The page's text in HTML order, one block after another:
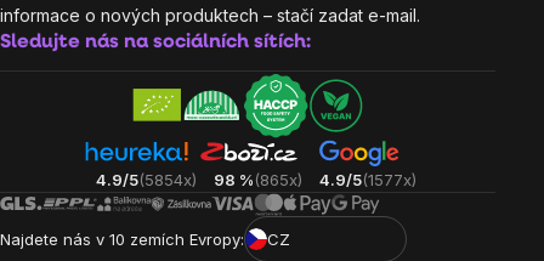
informace o nových produktech – stačí zadat e-mail.
Sledujte nás na sociálních sítích:
4.9/5(5854x) 98 %(865x) 4.9/5(1577x)
Najdete nás v 10 zemích Evropy: CZ